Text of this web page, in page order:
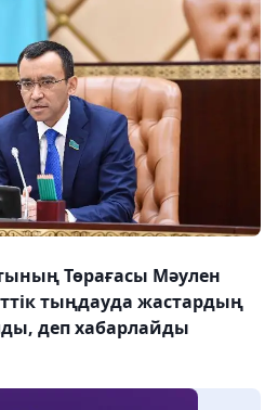
Төрағасы Мәулен
тыңдауда жастардың
деп хабарлайды